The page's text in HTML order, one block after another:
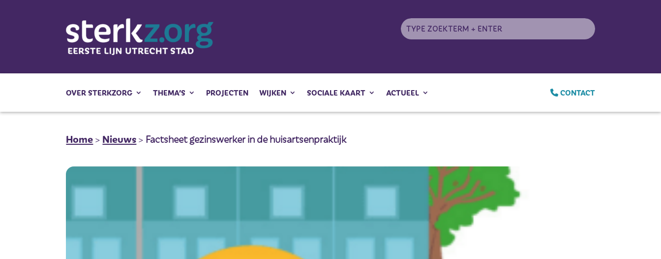
OVER STERKZORG THEMA’S PROJECTEN WIJKEN SOCIALE KAART ACTUEEL CONTACT
Home > Nieuws > Factsheet gezinswerker in de huisartsenpraktijk